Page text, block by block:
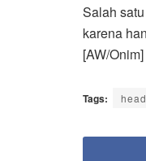
Salah
karena
[AW/Onim]
Tags: